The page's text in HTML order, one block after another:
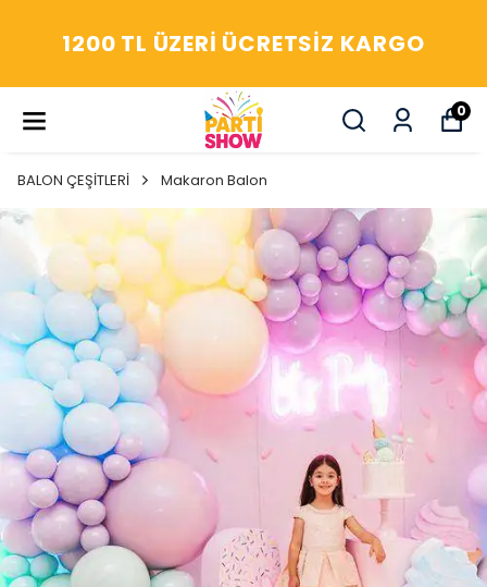
YAŞASIN! ARADIĞIM HERŞEY
PARTİ SHOW'DA
0
BALON ÇEŞİTLERİ Makaron Balon